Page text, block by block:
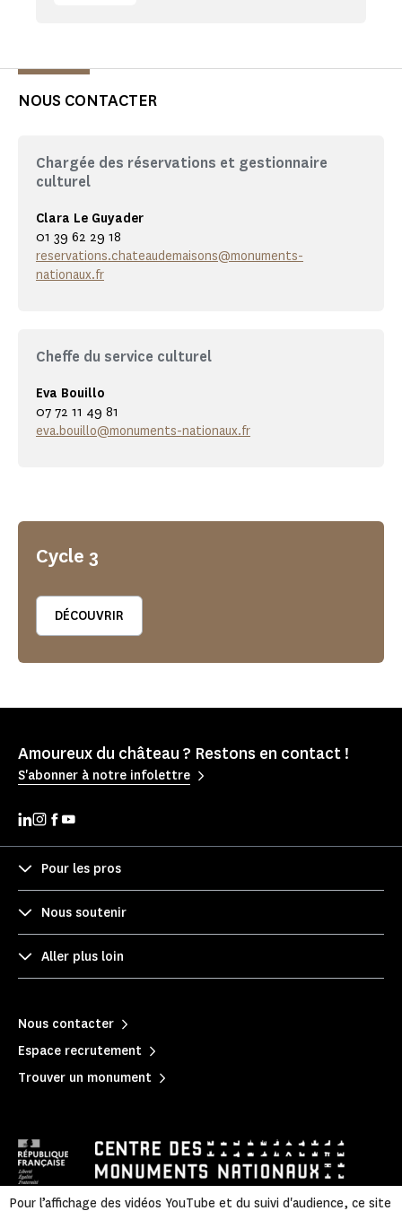
NOUS CONTACTER
Chargée des réservations et gestionnaire
culturel
Clara Le Guyader
01 39 62 29 18
reservations.chateaudemaisons@monuments-
nationaux.fr
Cheffe du service culturel
Eva Bouillo
07 72 11 49 81
eva.bouillo@monuments-nationaux.fr
Cycle 3
DÉCOUVRIR
Amoureux du château ? Restons en contact !
S'abonner à notre infolettre
Pour les pros
Nous soutenir
Aller plus loin
Nous contacter
Espace recrutement
Trouver un monument
Pour l’affichage des vidéos YouTube et du suivi d'audience, ce site